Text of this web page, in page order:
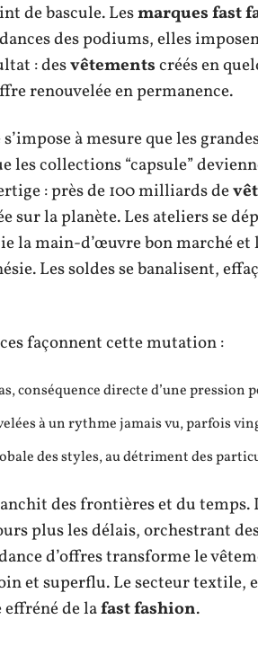
de bascule. Lesmarques fast
des podiums, elles
: desvêtementscréés en
renouvelée en permanence.
à mesure que les
les collections “capsule”
: près de 100 milliards de
sur la planète. Les ateliers se
la main-d’œuvre bon marché
Les soldes se banalisent,
façonnent cette mutation :
conséquence directe d’une pression
à un rythme jamais vu, parfois
des styles, au détriment des
des frontières et du temps.
plus les délais, orchestrant
d’offres transforme le
et superflu. Le secteur textile,
de lafast fashion.